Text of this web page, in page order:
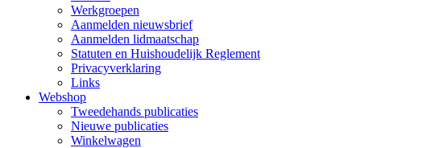
Werkgroepen
Aanmelden nieuwsbrief
Aanmelden lidmaatschap
Statuten en Huishoudelijk Reglement
Privacyverklaring
Links
Webshop
Tweedehands publicaties
Nieuwe publicaties
Winkelwagen